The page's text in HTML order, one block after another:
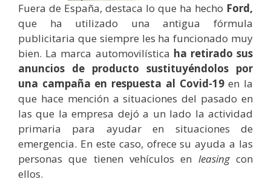
Fuera de España, destaca lo que ha hecho Ford,
que ha utilizado una antigua fórmula
publicitaria que siempre les ha funcionado muy
bien. La marca automovilística ha retirado sus
anuncios de producto sustituyéndolos por
una campaña en respuesta al Covid-19en la
que hace mención a situaciones del pasado en
las que la empresa dejó a un lado la actividad
primaria para ayudar en situaciones de
emergencia. En este caso, ofrece su ayuda a las
personas que tienen vehículos en leasingcon
ellos.